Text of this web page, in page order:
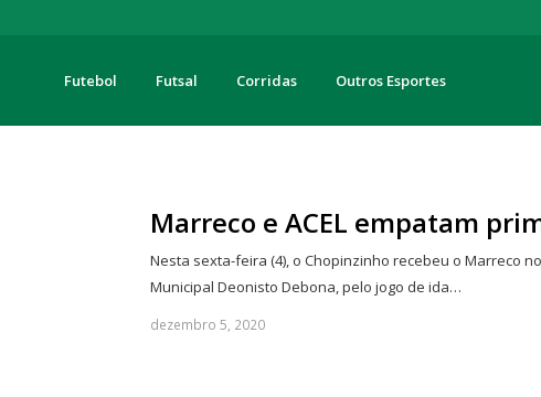
Futebol Futsal Corridas Outros Esportes
Marreco e ACEL empatam
Nesta sexta-feira (4), o Chopinzinho recebeu o Marreco
Municipal Deonisto Debona, pelo jogo de ida…
dezembro 5, 2020